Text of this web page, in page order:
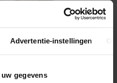
Advertentie-instellingen
gegevens